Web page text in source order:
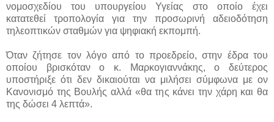
νομοσχεδίου του υπουργείου Υγείας στο οποίο έχει
κατατεθεί τροπολογία για την προσωρινή αδειοδότηση
τηλεοπτικών σταθμών για ψηφιακή εκπομπή.
Όταν ζήτησε τον λόγο από το προεδρείο, στην έδρα του
οποίου βρισκόταν ο κ. Μαρκογιαννάκης, ο δεύτερος
υποστήριξε ότι δεν δικαιούται να μιλήσει σύμφωνα με ον
Κανονισμό της Βουλής αλλά «θα της κάνει την χάρη και θα
της δώσει 4 λεπτά».